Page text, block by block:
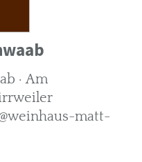
· Am
matt-